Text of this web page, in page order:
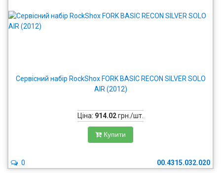
Сервісний набір RockShox FORK BASIC RECON SILVER SOLO
AIR (2012)
Ціна: 914.02грн./шт.
Купити
00.4315.032.020
0